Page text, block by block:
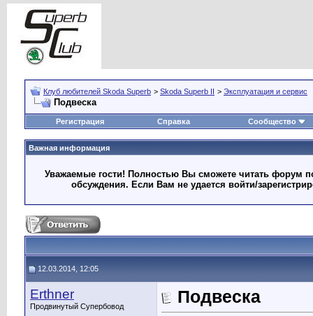
Клуб любителей Skoda Superb > Skoda Superb II > Эксплуатация и сервис
Подвеска
Регистрация Справка Сообщество
Важная информация
Уважаемые гости! Полностью Вы сможете читать форум
обсуждения. Если Вам не удается войти/
12.03.2014, 12:05
Erthner
Продвинутый Супербовод
Подвеска